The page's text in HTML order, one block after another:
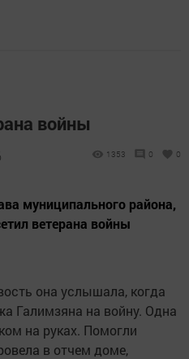
войны
1353 0 0
муниципального района,
ветерана войны
она услышала, когда
Галимзяна на войну. Одна
на руках. Помогли
в отчем доме,